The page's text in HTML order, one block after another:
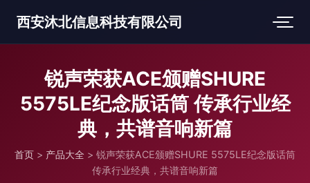
西安沐北信息科技有限公司
锐声荣获ACE颁赠SHURE
5575LE纪念版话筒 传承行业经
典，共谱音响新篇
首页 > 产品大全 > 锐声荣获ACE颁赠SHURE 5575LE纪念版话筒
传承行业经典，共谱音响新篇